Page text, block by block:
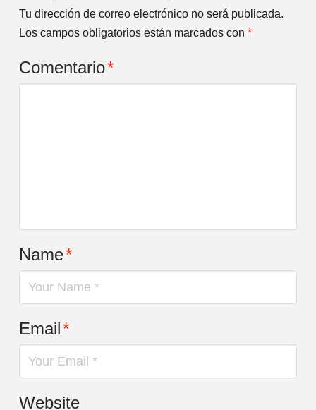
Tu dirección de correo electrónico no será publicada.
Los campos obligatorios están marcados con *
Comentario*
Name*
Email*
Website